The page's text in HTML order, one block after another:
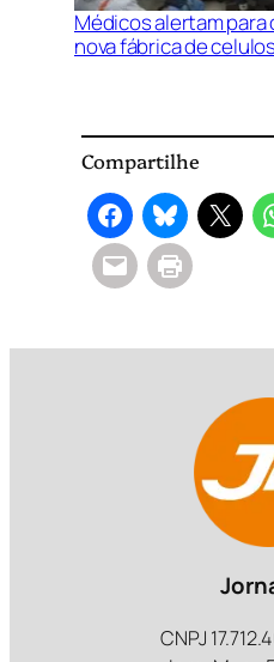
Médicos alertam para
nova fábrica de
Compartilhe
CNPJ